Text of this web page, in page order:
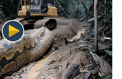
ou no final da tarde.
do dia, pois, nesse
e, naturalmente, as
altas.
drenagem